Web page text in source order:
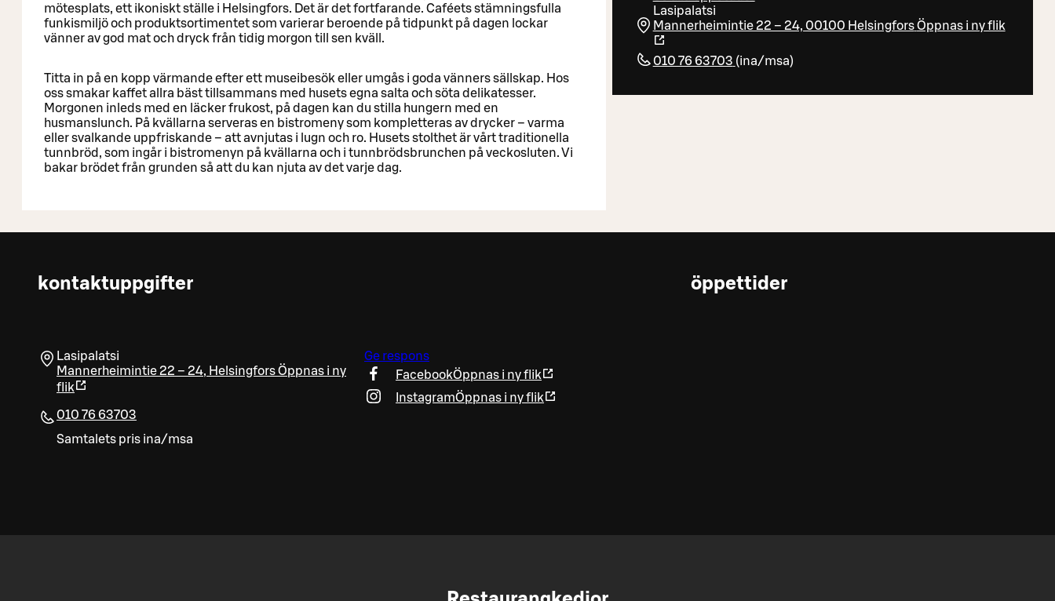
Lasipalatsi
Mannerheimintie 22 – 24, 00100 Helsingfors Öppnas i ny flik
010 76 63703 (ina/msa)
mötesplats, ett ikoniskt ställe i Helsingfors. Det är det fortfarande. Caféets stämningsfulla
funkismiljö och produktsortimentet som varierar beroende på tidpunkt på dagen lockar
vänner av god mat och dryck från tidig morgon till sen kväll.
Titta in på en kopp värmande efter ett museibesök eller umgås i goda vänners sällskap. Hos
oss smakar kaffet allra bäst tillsammans med husets egna salta och söta delikatesser.
Morgonen inleds med en läcker frukost, på dagen kan du stilla hungern med en
husmanslunch. På kvällarna serveras en bistromeny som kompletteras av drycker – varma
eller svalkande uppfriskande – att avnjutas i lugn och ro. Husets stolthet är vårt traditionella
tunnbröd, som ingår i bistromenyn på kvällarna och i tunnbrödsbrunchen på veckosluten. Vi
bakar brödet från grunden så att du kan njuta av det varje dag.
kontaktuppgifter
Lasipalatsi
Mannerheimintie 22 – 24, HelsingforsÖppnas i ny
flik
010 76 63703
Samtalets pris ina/msa
Ge respons
FacebookÖppnas i ny flik
InstagramÖppnas i ny flik
öppettider